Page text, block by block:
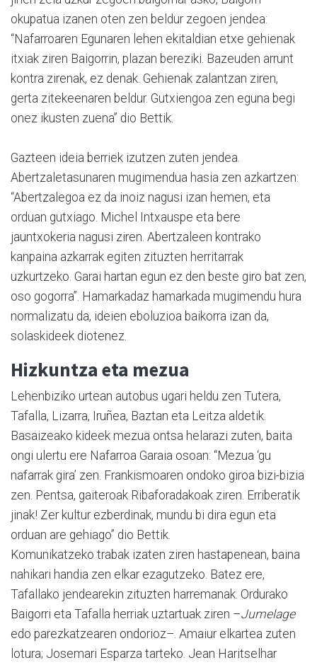
okupatua izanen oten zen beldur zegoen jendea:
“Nafarroaren Egunaren lehen ekitaldian etxe gehienak
itxiak ziren Baigorrin, plazan bereziki. Bazeuden arrunt
kontra zirenak, ez denak. Gehienak zalantzan ziren,
gerta zitekeenaren beldur. Gutxiengoa zen eguna begi
onez ikusten zuena” dio Bettik.
Gazteen ideia berriek izutzen zuten jendea.
Abertzaletasunaren mugimendua hasia zen azkartzen:
“Abertzalegoa ez da inoiz nagusi izan hemen, eta
orduan gutxiago. Michel Intxauspe eta bere
jauntxokeria nagusi ziren. Abertzaleen kontrako
kanpaina azkarrak egiten zituzten herritarrak
uzkurtzeko. Garai hartan egun ez den beste giro bat zen,
oso gogorra”. Hamarkadaz hamarkada mugimendu hura
normalizatu da, ideien eboluzioa baikorra izan da,
solaskideek diotenez.
Hizkuntza eta mezua
Lehenbiziko urtean autobus ugari heldu zen Tutera,
Tafalla, Lizarra, Iruñea, Baztan eta Leitza aldetik.
Basaizeako kideek mezua ontsa helarazi zuten, baita
ongi ulertu ere Nafarroa Garaia osoan: “Mezua ‘gu
nafarrak gira’ zen. Frankismoaren ondoko giroa bizi-bizia
zen. Pentsa, gaiteroak Ribaforadakoak ziren. Erriberatik
jinak! Zer kultur ezberdinak, mundu bi dira egun eta
orduan are gehiago” dio Bettik.
Komunikatzeko trabak izaten ziren hastapenean, baina
nahikari handia zen elkar ezagutzeko. Batez ere,
Tafallako jendearekin zituzten harremanak. Ordurako
Baigorri eta Tafalla herriak uztartuak ziren –Jumelage
edo parezkatzearen ondorioz–. Amaiur elkartea zuten
lotura; Josemari Esparza tarteko. Jean Haritselhar